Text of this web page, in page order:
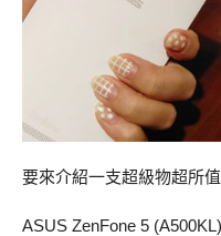
要來介紹一支超級物超所
ASUS ZenFone 5 (A500KL)